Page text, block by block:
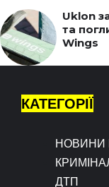
Uklon
та
Wings
КАТЕГОРІЇ
НОВИНИ
ДТП